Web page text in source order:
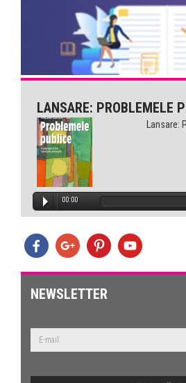
LANSARE: PROBLEMELE
Lansare:
00:00
NEWSLETTER